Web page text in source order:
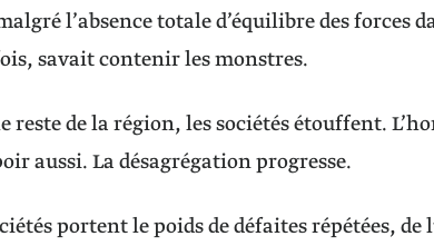
l’absence totale d’équilibre des forces
savait contenir les monstres.
reste de la région, les sociétés étouffent.
aussi. La désagrégation progresse.
portent le poids de défaites répétées,